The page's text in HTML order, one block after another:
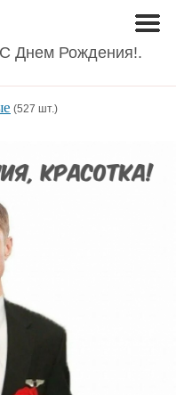
Днем Рождения!.
(527 шт.)